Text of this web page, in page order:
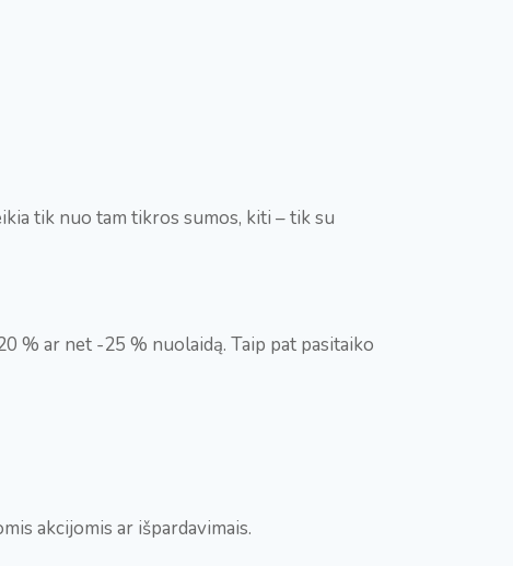
tik nuo tam tikros sumos, kiti – tik su
% ar net -25 % nuolaidą. Taip pat pasitaiko
akcijomis ar išpardavimais.